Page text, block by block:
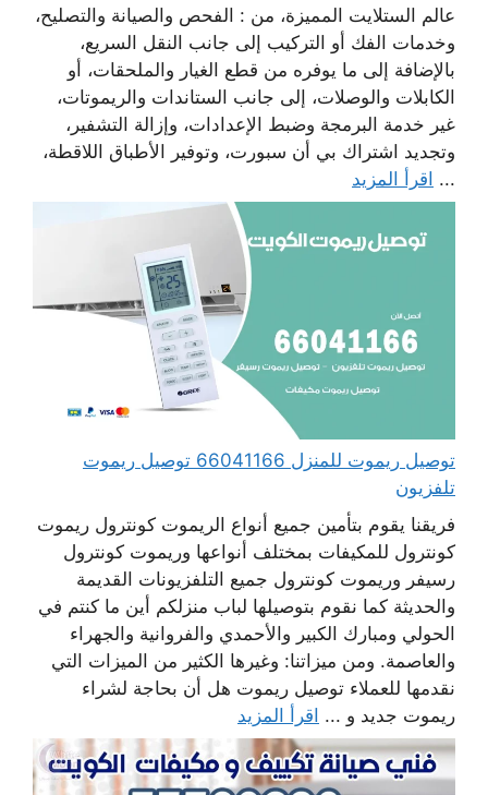
عالم الستلايت المميزة، من : الفحص والصيانة والتصليح،
وخدمات الفك أو التركيب إلى جانب النقل السريع،
بالإضافة إلى ما يوفره من قطع الغيار والملحقات، أو
الكابلات والوصلات، إلى جانب الستاندات والريموتات،
غير خدمة البرمجة وضبط الإعدادات، وإزالة التشفير،
وتجديد اشتراك بي أن سبورت، وتوفير الأطباق اللاقطة،
... اقرأ المزيد
توصيل ريموت للمنزل 66041166 توصيل ريموت
تلفزيون
فريقنا يقوم بتأمين جميع أنواع الريموت كونترول ريموت
كونترول للمكيفات بمختلف أنواعها وريموت كونترول
رسيفر وريموت كونترول جميع التلفزيونات القديمة
والحديثة كما نقوم بتوصيلها لباب منزلكم أين ما كنتم في
الحولي ومبارك الكبير والأحمدي والفروانية والجهراء
والعاصمة. ومن ميزاتنا: وغيرها الكثير من الميزات التي
نقدمها للعملاء توصيل ريموت هل أن بحاجة لشراء
ريموت جديد و ... اقرأ المزيد